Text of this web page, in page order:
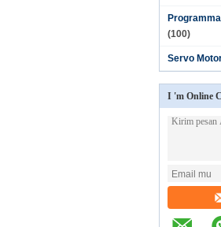
(100)
Servo
I 'm Online